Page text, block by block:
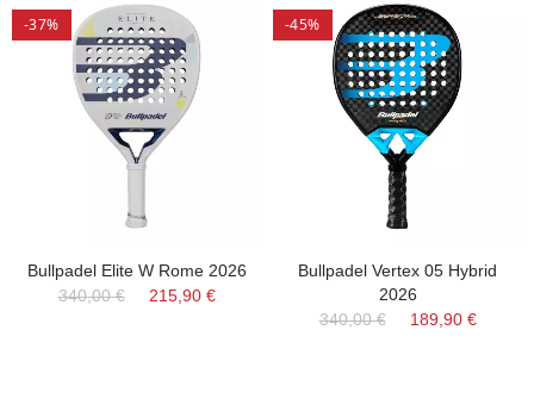
-37%
Bullpadel Elite W Rome 2026
340,00 €
215,90 €
-45%
Bullpadel Vertex 05 Hybrid
2026
340,00 €
189,90 €